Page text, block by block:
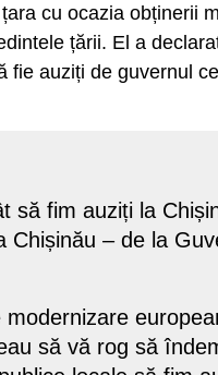
cu ocazia obținerii
țării. El a
fie auziți de guvernul
să fim auziți la
– de la
să vă rog să